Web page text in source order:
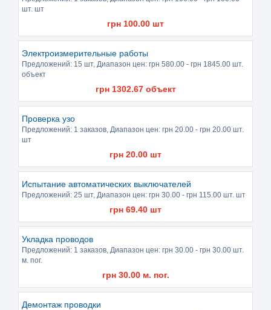
шт. шт
грн 100.00 шт
Электроизмерительные работы
Предложений: 15 шт, Диапазон цен: грн 580.00 - грн 1845.00 шт.
объект
грн 1302.67объект
Проверка узо
Предложений: 1 заказов , Диапазон цен: грн 20.00 - грн 20.00 шт.
шт
грн 20.00 шт
Испытание автоматических выключателей
Предложений: 25 шт, Диапазон цен: грн 30.00 - грн 115.00 шт. шт
грн 69.40 шт
Укладка проводов
Предложений: 1 заказов , Диапазон цен: грн 30.00 - грн 30.00 шт.
м. пог.
грн 30.00м. пог.
Демонтаж проводки